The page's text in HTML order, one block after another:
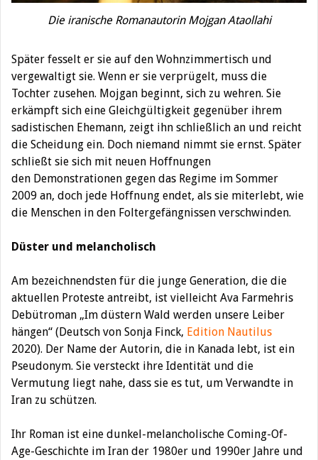
Die iranische Romanautorin Mojgan Ataollahi
Später fesselt er sie auf den Wohnzimmertisch und
vergewaltigt sie. Wenn er sie verprügelt, muss die
Tochter zusehen. Mojgan beginnt, sich zu wehren. Sie
erkämpft sich eine Gleichgültigkeit gegenüber ihrem
sadistischen Ehemann, zeigt ihn schließlich an und reicht
die Scheidung ein. Doch niemand nimmt sie ernst. Später
schließt sie sich mit neuen Hoffnungen
den Demonstrationen gegen das Regime im Sommer
2009 an, doch jede Hoffnung endet, als sie miterlebt, wie
die Menschen in den Foltergefängnissen verschwinden.
Düster und melancholisch
Am bezeichnendsten für die junge Generation, die die
aktuellen Proteste antreibt, ist vielleicht Ava Farmehris
Debütroman „Im düstern Wald werden unsere Leiber
hängen“ (Deutsch von Sonja Finck, Edition Nautilus
2020). Der Name der Autorin, die in Kanada lebt, ist ein
Pseudonym. Sie versteckt ihre Identität und die
Vermutung liegt nahe, dass sie es tut, um Verwandte in
Iran zu schützen.
Ihr Roman ist eine dunkel-melancholische Coming-Of-
Age-Geschichte im Iran der 1980er und 1990er Jahre und